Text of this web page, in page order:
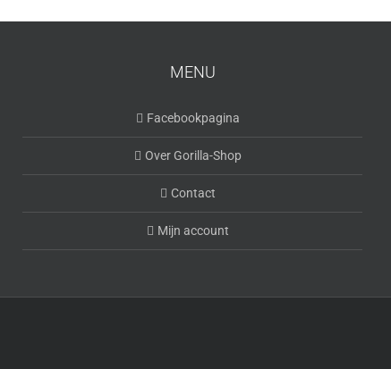
MENU
Facebookpagina
Over Gorilla-Shop
Contact
Mijn account